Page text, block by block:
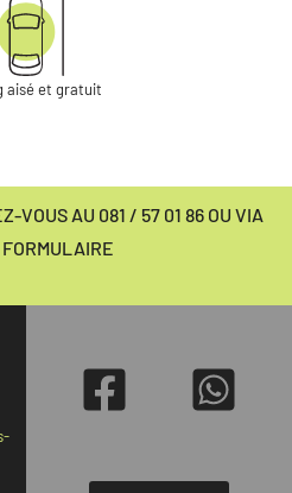
aisé et gratuit
VOUS AU 081 / 57 01 86 OU VIA